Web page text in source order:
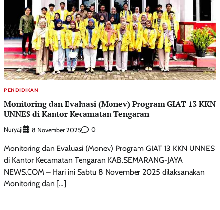
PENDIDIKAN
Monitoring dan Evaluasi (Monev) Program GIAT 13 KKN
UNNES di Kantor Kecamatan Tengaran
Nuryaji 8 November 2025 0
Monitoring dan Evaluasi (Monev) Program GIAT 13 KKN UNNES
di Kantor Kecamatan Tengaran KAB.SEMARANG-JAYA
NEWS.COM – Hari ini Sabtu 8 November 2025 dilaksanakan
Monitoring dan […]